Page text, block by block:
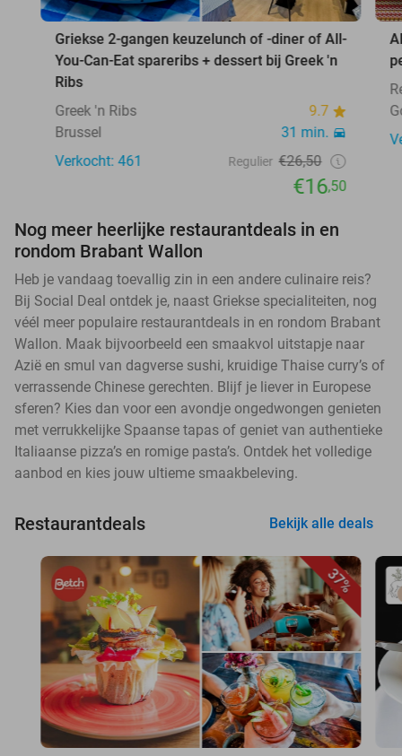
Griekse 2-gangen keuzelunch of -diner of All-
You-Can-Eat spareribs + dessert bij Greek 'n
Ribs
Greek 'n Ribs
9.7
Brussel
31 min.
Verkocht: 461
Regulier €26,50
€16,50
Nog meer heerlijke restaurantdeals in en
rondom Brabant Wallon
Heb je vandaag toevallig zin in een andere culinaire reis?
Bij Social Deal ontdek je, naast Griekse specialiteiten, nog
véél meer populaire restaurantdeals in en rondom Brabant
Wallon. Maak bijvoorbeeld een smaakvol uitstapje naar
Azië en smul van dagverse sushi, kruidige Thaise curry’s of
verrassende Chinese gerechten. Blijf je liever in Europese
sferen? Kies dan voor een avondje ongedwongen genieten
met verrukkelijke Spaanse tapas of geniet van authentieke
Italiaanse pizza’s en romige pasta’s. Ontdek het volledige
aanbod en kies jouw ultieme smaakbeleving.
Restaurantdeals Bekijk alle deals
37%